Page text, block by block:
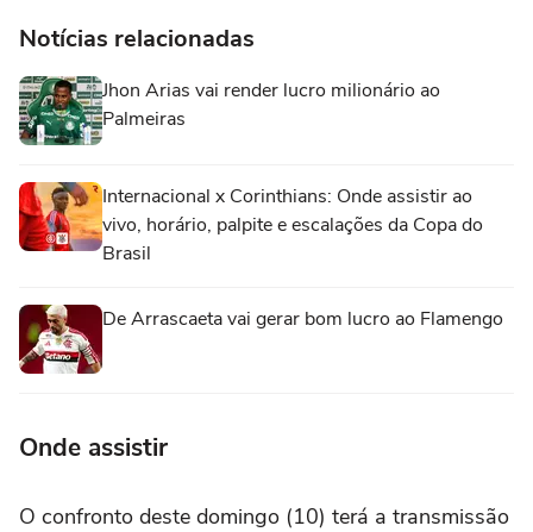
Notícias relacionadas
Jhon Arias vai render lucro milionário ao
Palmeiras
Internacional x Corinthians: Onde assistir ao
vivo, horário, palpite e escalações da Copa do
Brasil
De Arrascaeta vai gerar bom lucro ao Flamengo
Onde assistir
O confronto deste domingo (10) terá a transmissão